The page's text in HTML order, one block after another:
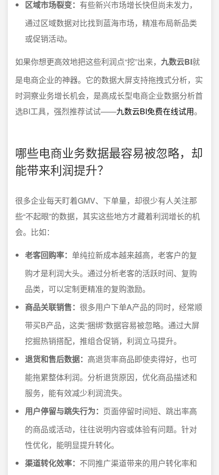
区域市场裂变： 有些新兴市场增长快但尚未发力，
通过区域数据对比找到蓝海市场，精准布局新品类
或促销活动。
如果你想更高效地把这些利润点“挖”出来， 九数云BI就
是电商企业的神器。它的数据大屏支持拖拽式分析，实
时洞察业务增长机会，是高成长型电商企业数据分析首
选BI工具，强烈推荐试试——九数云BI免费在线试用。
哪些电商业务数据最容易被忽略，却
能带来利润提升？
很多企业每天盯着GMV、下单量，却很少有人关注那
些“不起眼”的数据，其实这些地方才藏着利润增长的机
会。比如：
老客回购率： 单纯拉新成本越来越高，老客户的复
购才是利润大头。通过分析老客的活跃时间、复购
品类，可以定制更精准的复购激励。
商品关联销售： 很多用户下单A产品的同时，经常顺
带买B产品，这类“捆绑”数据容易被忽略。通过大屏
挖掘热销搭配，推组合促销，利润立马提升。
退货和售后数据： 高退货率商品即使卖得好，也可
能拖累整体利润。分析退货原因，优化商品描述和
服务，能有效减少利润流失。
用户停留与跳失行为： 页面停留时间短、跳出率高
的商品或活动，往往说明内容或体验有问题。针对
性优化，能明显提升转化。
渠道转化效率： 不同推广渠道带来的用户转化率和